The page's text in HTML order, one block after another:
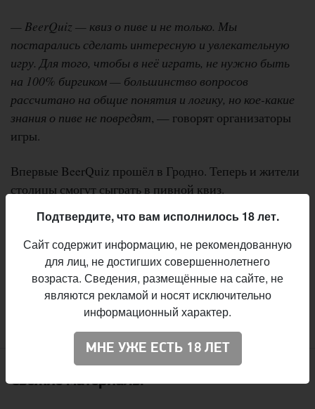
— BeerQuiz — квиз о пиве и не только. Мы
постарались сделать интересную и увлекательную
игру. Для того, чтобы в неё играть, не нужно быть
на 100% биргиком — большинство вопросов
рассчитано на общие понятия и логику, но кое-какие
знания о пиве не повредят, — говорят организаторы
игры.
Впервые BeerQuiz прошёл в Гродно. Теперь и жители
столицы смогут сыграть в пивной квиз.
Начало игр в 15:00. Для участия необходимо
зарегистрироваться. В одной команде может быть до
шести человек. Стоимость участия — Br 7 с человека.
Вячеслав Радионов
Свежие материалы
Подтвердите, что вам исполнилось 18 лет.
Сайт содержит информацию, не рекомендованную
для лиц, не достигших совершеннолетнего
возраста. Сведения, размещённые на сайте, не
являются рекламой и носят исключительно
информационный характер.
МНЕ УЖЕ ЕСТЬ 18 ЛЕТ